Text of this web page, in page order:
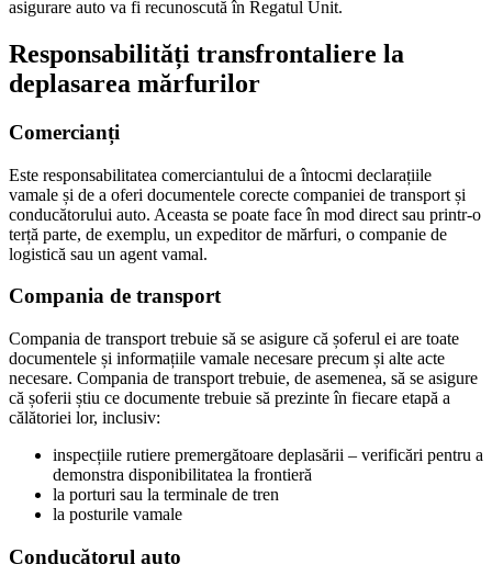
asigurare auto va fi recunoscută în Regatul Unit.
Responsabilități transfrontaliere la
deplasarea mărfurilor
Comercianți
Este responsabilitatea comerciantului de a întocmi declarațiile
vamale și de a oferi documentele corecte companiei de transport și
conducătorului auto. Aceasta se poate face în mod direct sau printr-o
terță parte, de exemplu, un expeditor de mărfuri, o companie de
logistică sau un agent vamal.
Compania de transport
Compania de transport trebuie să se asigure că șoferul ei are toate
documentele și informațiile vamale necesare precum și alte acte
necesare. Compania de transport trebuie, de asemenea, să se asigure
că șoferii știu ce documente trebuie să prezinte în fiecare etapă a
călătoriei lor, inclusiv:
inspecțiile rutiere premergătoare deplasării – verificări pentru a
demonstra disponibilitatea la frontieră
la porturi sau la terminale de tren
la posturile vamale
Conducătorul auto